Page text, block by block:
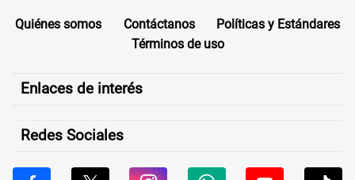
Quiénes somos Contáctanos
Políticas y Estándares
Términos de uso
Enlaces de interés
Redes Sociales